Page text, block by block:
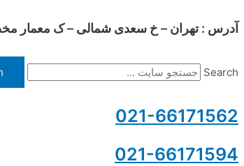
پرش
آدرس : تهران – خ سعدی شمالی – ک معمار مخصوص
Search
021-66171562
021-66171594